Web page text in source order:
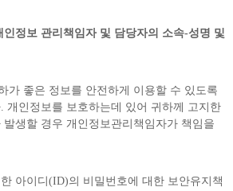
정보 관리책임자 및 담당자의 소속-성명 및
가 좋은 정보를 안전하게 이용할 수 있도록
개인정보를 보호하는데 있어 귀하께 고지한
생할 경우 개인정보관리책임자가 책임을
아이디(ID)의 비밀번호에 대한 보안유지책